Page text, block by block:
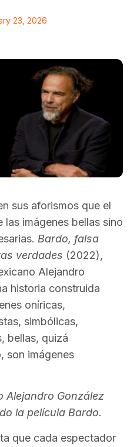
23, 2026
sus aforismos que el
las imágenes bellas sino
Bardo, falsa
verdades (2022),
Alejandro
historia construida
oníricas,
simbólicas,
bellas, quizá
son imágenes
Alejandro González
la película Bardo.
que cada espectador